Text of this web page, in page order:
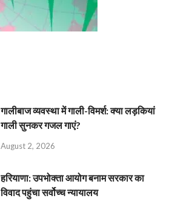
गालीबाज व्‍यवस्‍था में गाली-विमर्श: क्या लड़कियां
गाली सुनकर गजल गाएं?
August 2, 2026
हरियाणा: उपभोक्ता आयोग बनाम सरकार का
विवाद पहुंचा सर्वोच्च न्यायालय